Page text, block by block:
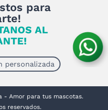
para
AL
personalizada
- Amor para tus mascotas.
reservados.